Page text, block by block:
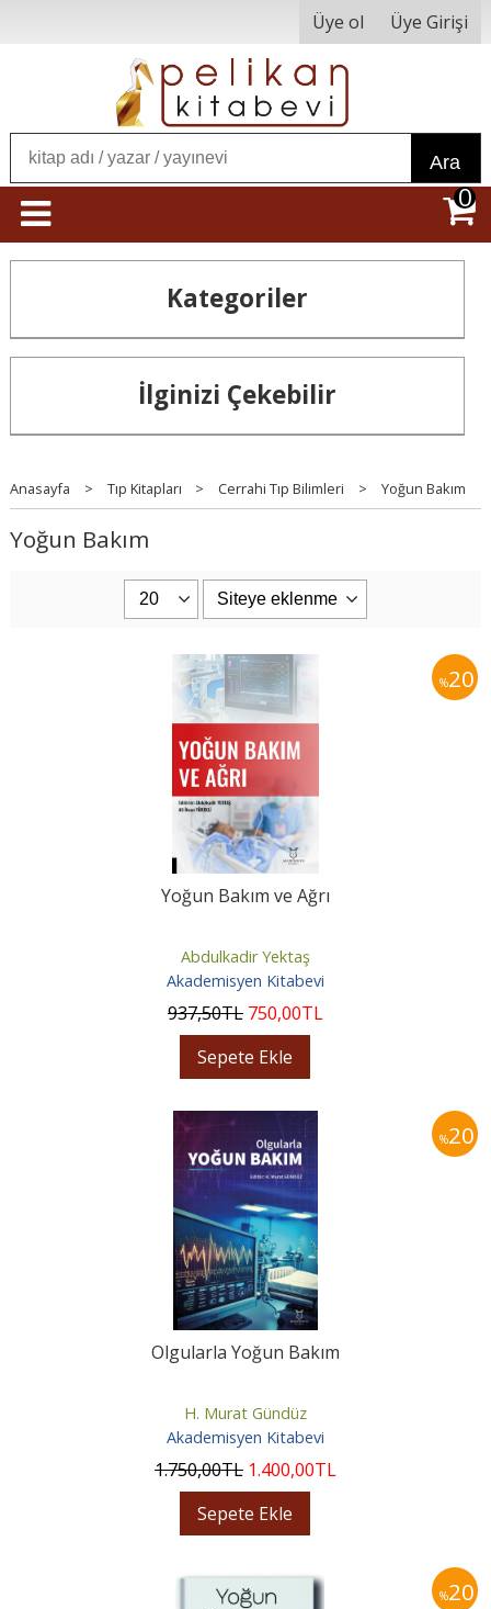
Üye ol Üye Girişi
Ara
0
Kategoriler
İlginizi Çekebilir
Anasayfa > Tıp Kitapları > Cerrahi Tıp Bilimleri > Yoğun Bakım
Yoğun Bakım
%20
Yoğun Bakım ve Ağrı
Abdulkadir Yektaş
Akademisyen Kitabevi
937,50TL 750,00TL
Sepete Ekle
%20
Olgularla Yoğun Bakım
H. Murat Gündüz
Akademisyen Kitabevi
1.750,00TL 1.400,00TL
Sepete Ekle
%20